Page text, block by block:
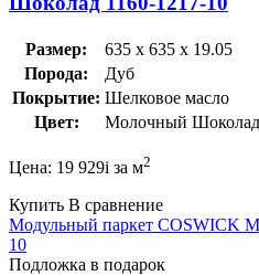
Размер:
635 x 635 x 19.05
Порода:
Дуб
Покрытие: Шелковое масло
Цвет:
Молочный Шоколад
Цена: 19 929i за м2
Купить В сравнение
Модульный паркет COSWICK
10
Подложка в подарок